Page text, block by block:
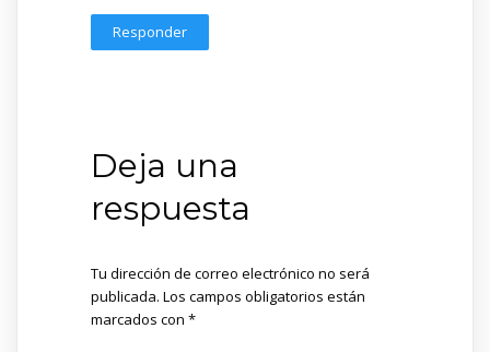
Responder
Deja una
respuesta
Tu dirección de correo electrónico no será
publicada. Los campos obligatorios están
marcados con *